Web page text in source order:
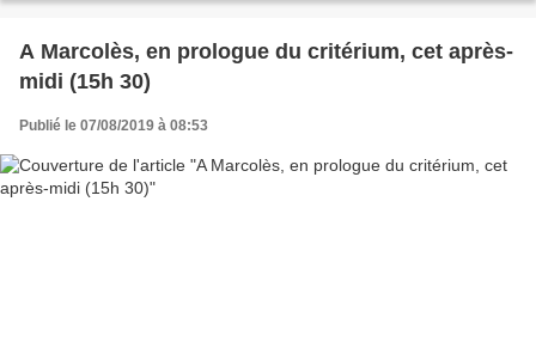
A Marcolès, en prologue du critérium, cet après-
midi (15h 30)
Publié le 07/08/2019 à 08:53